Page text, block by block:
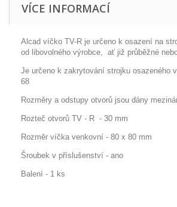
VÍCE INFORMACÍ
Alcad víčko TV-R je určeno k osazení na
od libovolného výrobce, ať již průběžné
Je určeno k zakrytování strojku osazeného
68
Rozměry a odstupy otvorů jsou dány
Rozteč otvorů TV - R - 30 mm
Rozměr víčka venkovní - 80 x 80 mm
Šroubek v příslušenství - ano
Balení - 1 ks